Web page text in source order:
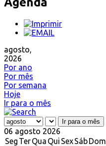
agosto,
2026
Por ano
Por mês
Por semana
Hoje
Ir para o mês
Ir para o mês
06 agosto 2026
Seg TerQua Qui SexSábDom